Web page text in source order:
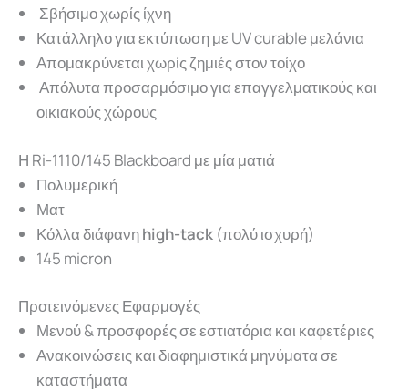
Σβήσιμο χωρίς ίχνη
Κατάλληλο για εκτύπωση με UV curable μελάνια
Απομακρύνεται χωρίς ζημιές στον τοίχο
Απόλυτα προσαρμόσιμο για επαγγελματικούς και
οικιακούς χώρους
Η Ri-1110/145 Blackboard με μία ματιά
Πολυμερική
Ματ
Κόλλα διάφανηhigh-tack (πολύ ισχυρή)
145 micron
Προτεινόμενες Εφαρμογές
Μενού & προσφορές σε εστιατόρια και καφετέριες
Ανακοινώσεις και διαφημιστικά μηνύματα σε
καταστήματα